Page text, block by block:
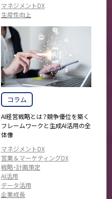
マネジメントDX
生産性向上
コラム
AI経営戦略とは？競争優位を築く
フレームワークと生成AI活用の全
体像
マネジメントDX
営業＆マーケティングDX
戦略・計画策定
AI活用
データ活用
企業成長